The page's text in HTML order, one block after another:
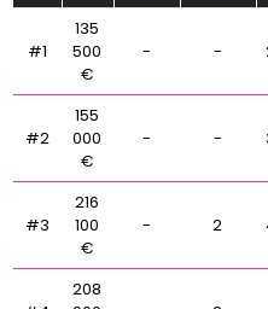
#1
135
500
€
- -
#2
155
000
€
- -
#3
216
100
€
- 2
208